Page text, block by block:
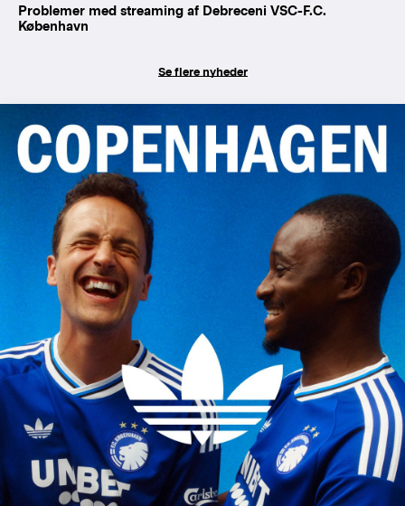
Problemer med streaming af Debreceni VSC-F.C.
København
Se flere nyheder